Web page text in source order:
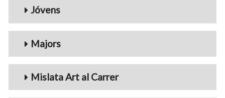
Jóvens
Majors
Mislata Art al Carrer